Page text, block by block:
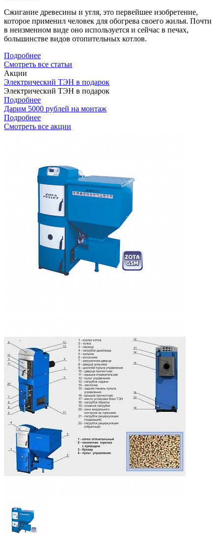
Сжигание древесины и угля, это первейшее изобретение,
которое применил человек для обогрева своего жилья. Почти
в неизменном виде оно используется и сейчас в печах,
большинстве видов отопительных котлов.
Подробнее
Смотреть все статьи
Акции
Электрический ТЭН в подарок
Электрический ТЭН в подарок
Подробнее
Дарим 5000 рублей на монтаж
Подробнее
Смотреть все акции